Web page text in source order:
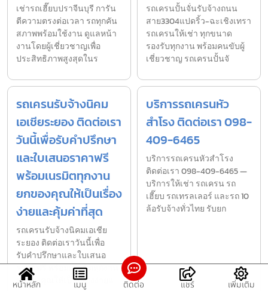
เช่ารถเฮี๊ยบปราจีนบุรี การัน
ตีความตรงต่อเวลา รถทุกคัน
สภาพพร้อมใช้งาน ดูแลหน้า
งานโดยผู้เชี่ยวชาญเพื่อ
ประสิทธิภาพสูงสุดในร
รถเครนปั้นจั่นรับจ้างถนน
สาย3304แปดริ้ว-ฉะเชิงเทรา
รถเครนให้เช่า ทุกขนาด
รองรับทุกงาน พร้อมคนขับผู้
เชี่ยวชาญ รถเครนปั้นจั
รถเครนรับจ้างนิคม
เอเชียระยอง ติดต่อเรา
วันนี้เพื่อรับคำปรึกษา
และใบเสนอราคาฟรี
พร้อมเนรมิตทุกงาน
ยกของคุณให้เป็นเรื่อง
ง่ายและคุ้มค่าที่สุด
รถเครนรับจ้างนิคมเอเชีย
ระยอง ติดต่อเราวันนี้เพื่อ
รับคำปรึกษาและใบเสนอ
ราคาฟรี พร้อมเนรมิตทุกงาน
ยกของคุณให้เป็นเรื่องง่ายแ
บริการรถเครนหัว
สำโรง ติดต่อเรา 098-
409-6465
บริการรถเครนหัวสำโรง
ติดต่อเรา 098-409-6465 —
บริการให้เช่า รถเครน รถ
เฮี๊ยบ รถเทรลเลอร์ และรถ 10
ล้อรับจ้างทั่วไทย รับยก
หน้าหลัก เมนู ติดต่อ แชร์ เพิ่มเติม